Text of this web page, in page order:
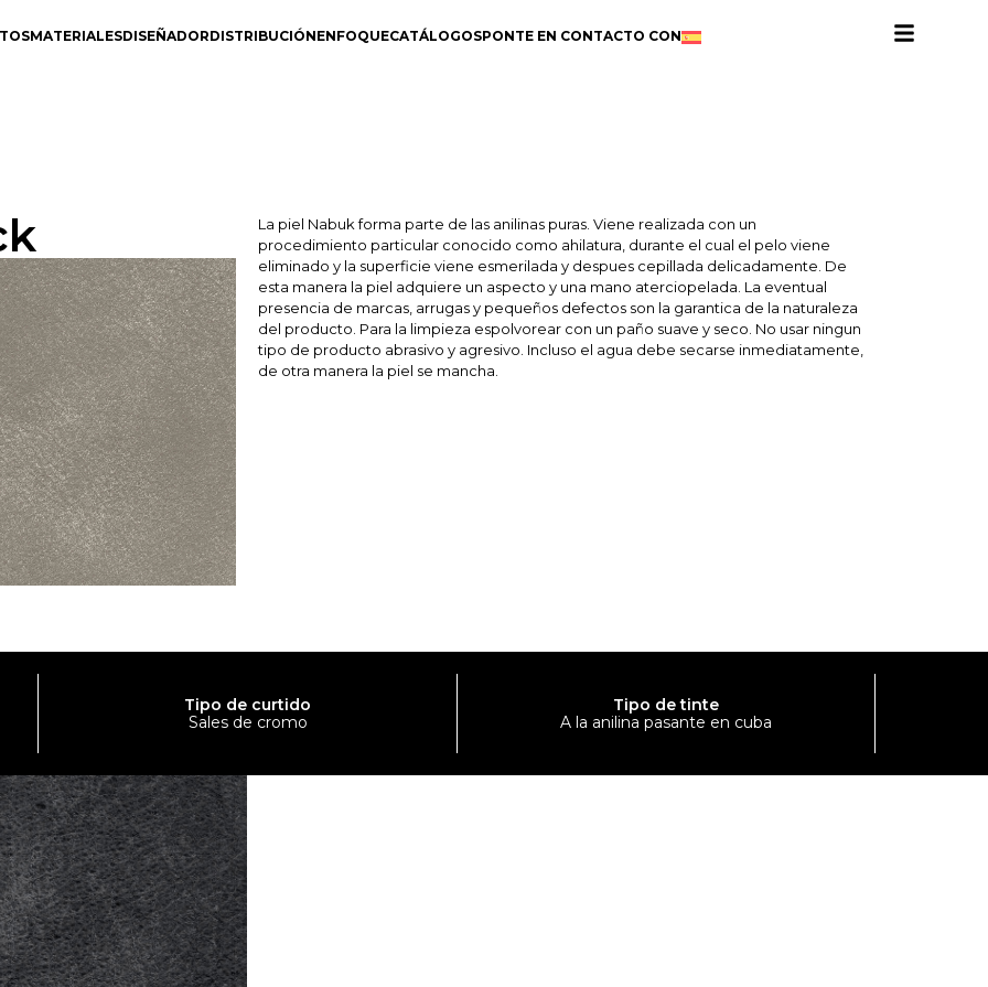
MATERIALESDISEÑADORDISTRIBUCIÓNENFOQUECATÁLOGOSPONTE EN CONTACTO CON
La piel Nabuk forma parte de las anilinas puras. Viene realizada con un
procedimiento particular conocido como ahilatura, durante el cual el pelo viene
eliminado y la superficie viene esmerilada y despues cepillada delicadamente. De
esta manera la piel adquiere un aspecto y una mano aterciopelada. La eventual
presencia de marcas, arrugas y pequeños defectos son la garantica de la naturaleza
del producto. Para la limpieza espolvorear con un paño suave y seco. No usar ningun
tipo de producto abrasivo y agresivo. Incluso el agua debe secarse inmediatamente,
de otra manera la piel se mancha.
Tipo de curtido
Sales de cromo
Tipo de tinte
A la anilina pasante en cuba